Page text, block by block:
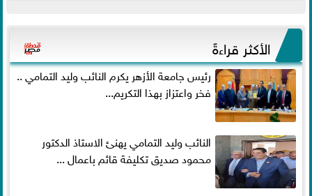
الأكثر قراءةً
رئيس جامعة الأزهر يكرم النائب وليد التمامي ..
فخر واعتزاز بهذا التكريم...
النائب وليد التمامي يهنئ الاستاذ الدكتور
محمود صديق تكليفة قائم باعمال ...